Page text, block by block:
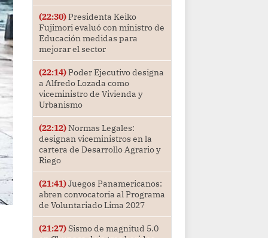
(22:30)Presidenta Keiko
Fujimori evaluó con ministro de
Educación medidas para
mejorar el sector
(22:14)Poder Ejecutivo designa
a Alfredo Lozada como
viceministro de Vivienda y
Urbanismo
(22:12)Normas Legales:
designan viceministros en la
cartera de Desarrollo Agrario y
Riego
(21:41)Juegos Panamericanos:
abren convocatoria al Programa
de Voluntariado Lima 2027
(21:27)Sismo de magnitud 5.0